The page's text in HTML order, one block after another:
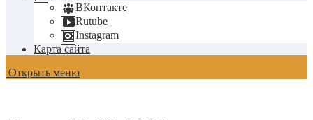
ВКонтакте
Rutube
Instagram
Карта сайта
Открыть меню